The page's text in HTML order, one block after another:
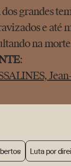
grandes
e até
na
:
Luta por